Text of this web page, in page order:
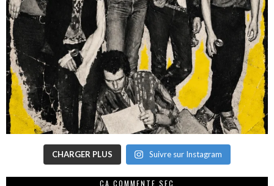
CHARGER PLUS Suivre sur Instagram
CA COMMENTE SEC